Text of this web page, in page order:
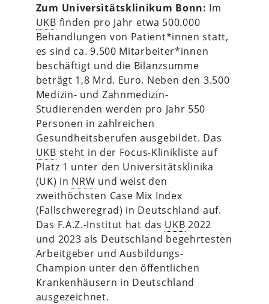
Zum Universitätsklinikum Bonn: Im
UKB finden pro Jahr etwa 500.000
Behandlungen von Patient*innen statt,
es sind ca. 9.500 Mitarbeiter*innen
beschäftigt und die Bilanzsumme
beträgt 1,8 Mrd. Euro. Neben den 3.500
Medizin- und Zahnmedizin-
Studierenden werden pro Jahr 550
Personen in zahlreichen
Gesundheitsberufen ausgebildet. Das
UKB steht in der Focus-Klinikliste auf
Platz 1 unter den Universitätsklinika
(UK) in NRW und weist den
zweithöchsten Case Mix Index
(Fallschweregrad) in Deutschland auf.
Das F.A.Z.-Institut hat das UKB 2022
und 2023 als Deutschland begehrtesten
Arbeitgeber und Ausbildungs-
Champion unter den öffentlichen
Krankenhäusern in Deutschland
ausgezeichnet.